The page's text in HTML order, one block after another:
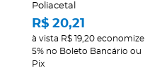
Poliacetal
R$ 20,21
à vista R$ 19,20economize
5% no Boleto Bancário ou
Pix